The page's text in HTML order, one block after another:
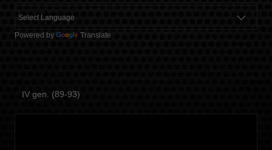
Powered by Translate
IV gen. (89-93)